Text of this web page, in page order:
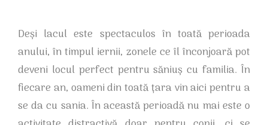
Deși lacul este spectaculos în toată perioada
anului, în timpul iernii, zonele ce îl înconjoară pot
deveni locul perfect pentru săniuș cu familia. În
fiecare an, oameni din toată țara vin aici pentru a
se da cu sania. În această perioadă nu mai este o